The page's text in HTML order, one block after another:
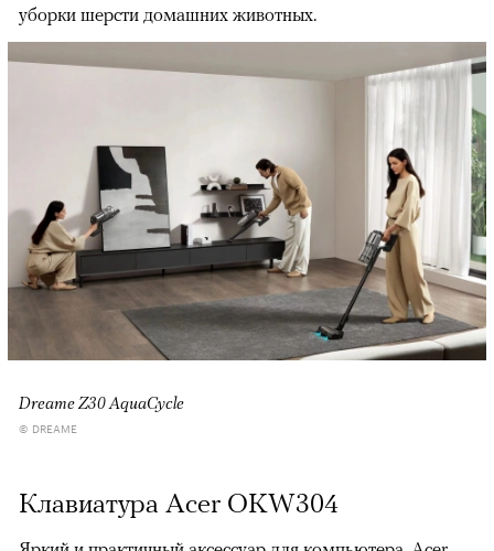
уборки шерсти домашних животных.
Dreame Z30 AquaCycle
© DREAME
Клавиатура Acer OKW304